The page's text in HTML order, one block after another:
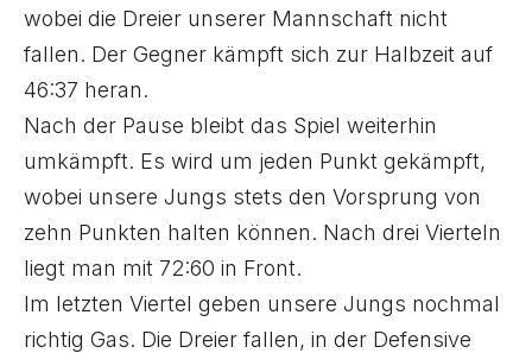
wobei die Dreier unserer Mannschaft nicht
fallen. Der Gegner kämpft sich zur Halbzeit auf
46:37 heran.
Nach der Pause bleibt das Spiel weiterhin
umkämpft. Es wird um jeden Punkt gekämpft,
wobei unsere Jungs stets den Vorsprung von
zehn Punkten halten können. Nach drei Vierteln
liegt man mit 72:60 in Front.
Im letzten Viertel geben unsere Jungs nochmal
richtig Gas. Die Dreier fallen, in der Defensive